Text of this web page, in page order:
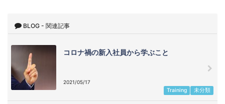
BLOG - 関連記事
コロナ禍の新入社員から学ぶこと
2021/05/17
Training 未分類